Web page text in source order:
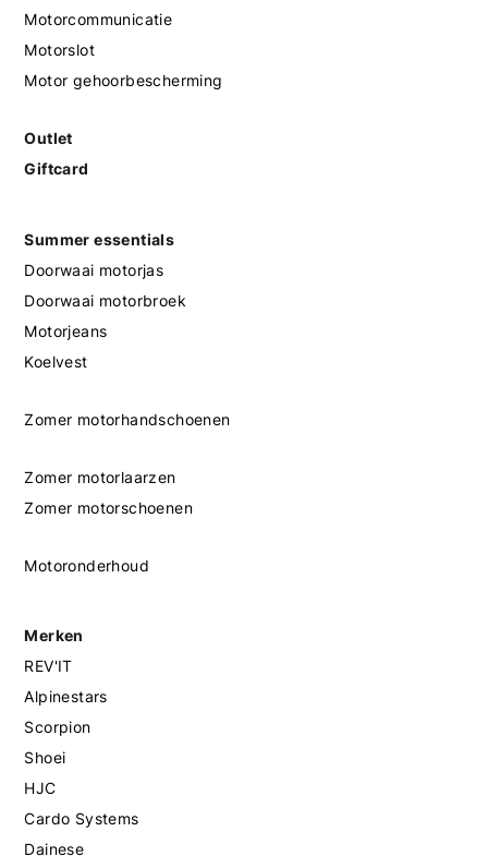
Motorcommunicatie
Motorslot
Motor gehoorbescherming
Outlet
Giftcard
Summer essentials
Doorwaai motorjas
Doorwaai motorbroek
Motorjeans
Koelvest
Zomer motorhandschoenen
Zomer motorlaarzen
Zomer motorschoenen
Motoronderhoud
Merken
REV'IT
Alpinestars
Scorpion
Shoei
HJC
Cardo Systems
Dainese